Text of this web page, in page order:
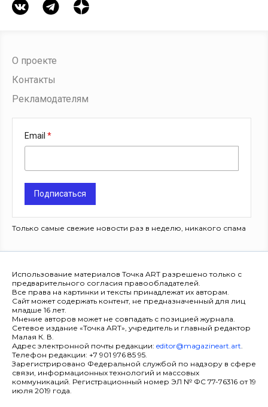
О проекте
Контакты
Рекламодателям
Email
Подписаться
Только самые свежие новости раз в неделю, никакого спама
Использование материалов Точка ART разрешено только с
предварительного согласия правообладателей.
Все права на картинки и тексты принадлежат их авторам.
Сайт может содержать контент, не предназначенный для лиц
младше 16 лет.
Мнение авторов может не совпадать с позицией журнала.
Сетевое издание «Точка ART», учредитель и главный редактор
Малая К. В.
Адрес электронной почты редакции: editor@magazineart.art.
Телефон редакции: +7 901 976 85 95.
Зарегистрировано Федеральной службой по надзору в сфере
связи, информационных технологий и массовых
коммуникаций. Регистрационный номер ЭЛ № ФС 77-76316 от 19
июля 2019 года.